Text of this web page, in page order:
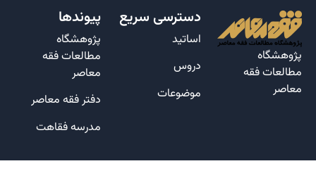
پژوهشگاه
مطالعات فقه
معاصر
دسترسی سریع
اساتید
دروس
موضوعات
پیوندها
پژوهشگاه
مطالعات فقه
معاصر
دفتر فقه معاصر
مدرسه فقاهت